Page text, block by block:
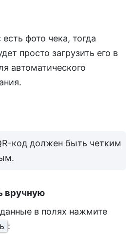
фото чека, тогда
просто загрузить его в
автоматического
код должен быть четким
вручную
в полях нажмите
: